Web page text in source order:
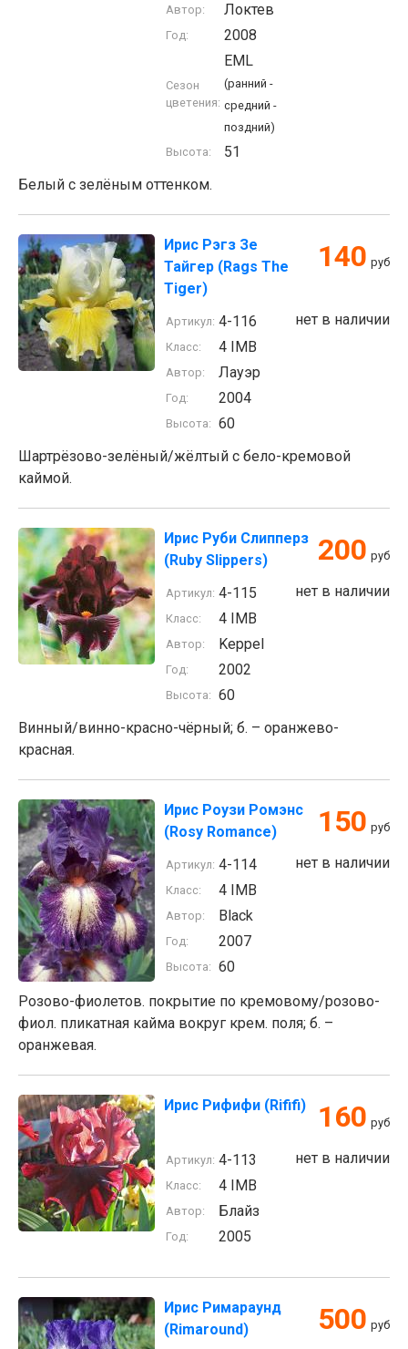
Автор: Локтев
Год: 2008
Сезон
цветения:
EML
(ранний -
средний -
поздний)
Высота:
51
Белый с зелёным оттенком.
Ирис Рэгз Зе
Тайгер (Rags The
Tiger)
140 руб
нет в наличии
Артикул: 4-116
Класс: 4 IMB
Автор: Лауэр
Год: 2004
Высота: 60
Шартрёзово-зелёный/жёлтый с бело-кремовой
каймой.
Ирис Руби Слипперз
(Ruby Slippers)
200 руб
нет в наличии
Артикул: 4-115
Класс: 4 IMB
Автор: Keppel
Год: 2002
Высота: 60
Винный/винно-красно-чёрный; б. – оранжево-
красная.
Ирис Роузи Ромэнс
(Rosy Romance)
150 руб
нет в наличии
Артикул: 4-114
Класс: 4 IMB
Автор: Black
Год: 2007
Высота: 60
Розово-фиолетов. покрытие по кремовому/розово-
фиол. пликатная кайма вокруг крем. поля; б. –
оранжевая.
Ирис Рифифи (Rififi) 160 руб
нет в наличии
Артикул: 4-113
Класс: 4 IMB
Автор: Блайз
Год: 2005
Ирис Римараунд
(Rimaround)
500 руб